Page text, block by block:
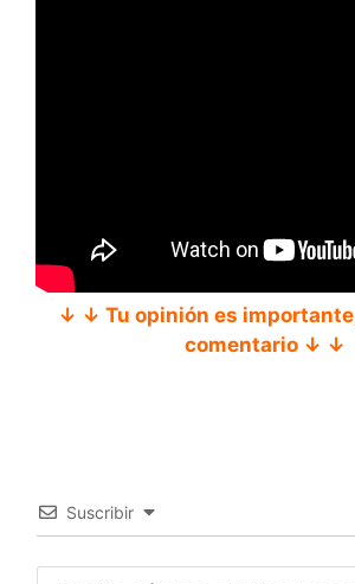
↓ ↓ Tu opinión es
comentario ↓ ↓
Suscribir